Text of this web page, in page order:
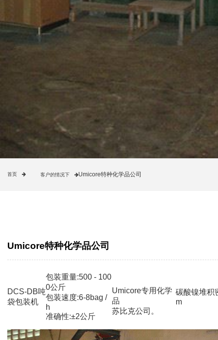
首页 客户的情况下 Umicore特种化学品公司
Umicore特种化学品公司
DCS-DB吨
袋包装机
包装重量:500 - 100
0公斤
包装速度:6-8bag /
h
准确性:±2公斤
Umicore专用化学
品
苏比克公司。
碳酸镍堆积
m